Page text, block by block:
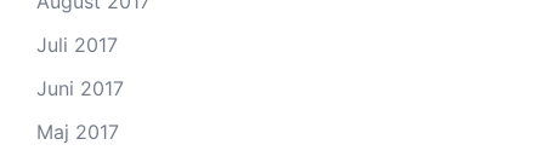
Juli 2017
Juni 2017
Maj 2017